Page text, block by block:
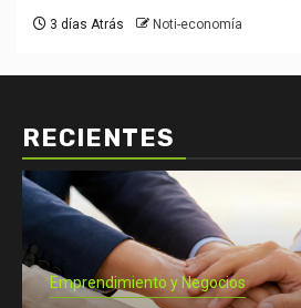
3 días Atrás Noti-economía
RECIENTES
Emprendimiento y Negocios